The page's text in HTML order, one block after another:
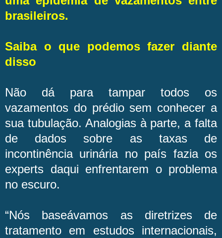
brasileiros.
Saiba o que podemos fazer diante
disso
Não dá para tampar todos os
vazamentos do prédio sem conhecer a
sua tubulação. Analogias à parte, a falta
de dados sobre as taxas de
incontinência urinária no país fazia os
experts daqui enfrentarem o problema
no escuro.
“Nós baseávamos as diretrizes de
tratamento em estudos internacionais,